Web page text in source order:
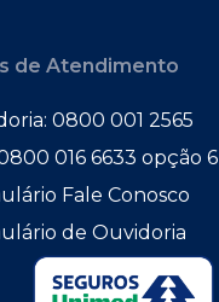
de Atendimento
0800 001 2565
016 6633 opção 6
Fale Conosco
de Ouvidoria